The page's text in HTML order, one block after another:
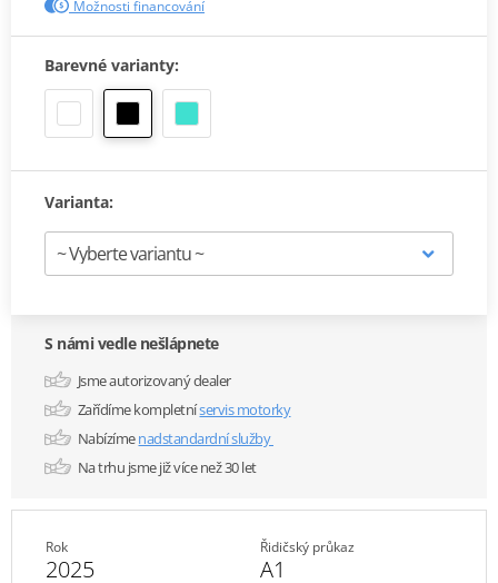
Možnosti financování
Barevné varianty:
Varianta:
S námi vedle nešlápnete
Jsme autorizovaný dealer
Zařídíme kompletníservis motorky
Nabízímenadstandardní služby
Na trhu jsme již více než 30 let
Rok
2025
Řidičský průkaz
A1